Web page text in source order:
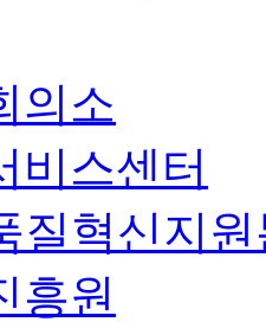
의소
비스센터
질혁신지
흥원